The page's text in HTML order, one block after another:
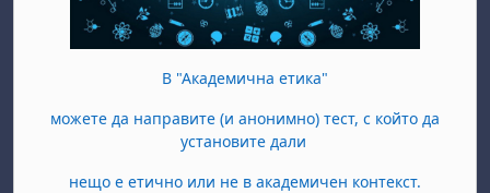
В "Академична етика"
можете да направите (и анонимно) тест, с който да
установите дали
нещо е етично или не в академичен контекст.